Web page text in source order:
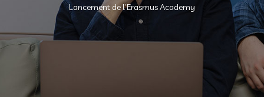
Lancement de l’Erasmus Academy